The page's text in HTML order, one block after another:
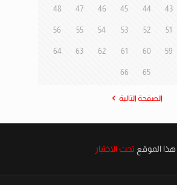
43
44
45
46
47
48
51
52
53
54
55
56
59
60
61
62
63
64
65
66
الصفحة التالية
هذا الموقع تحت الاختبار